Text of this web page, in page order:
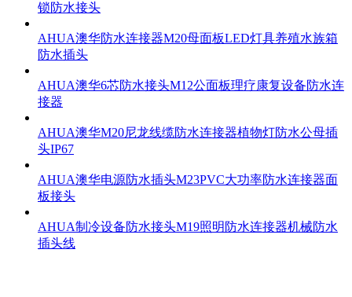
锁防水接头
AHUA澳华防水连接器M20母面板LED灯具养殖水族箱
防水插头
AHUA澳华6芯防水接头M12公面板理疗康复设备防水连
接器
AHUA澳华M20尼龙线缆防水连接器植物灯防水公母插
头IP67
AHUA澳华电源防水插头M23PVC大功率防水连接器面
板接头
AHUA制冷设备防水接头M19照明防水连接器机械防水
插头线